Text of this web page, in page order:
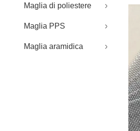
Maglia di poliestere
Maglia PPS
Maglia aramidica